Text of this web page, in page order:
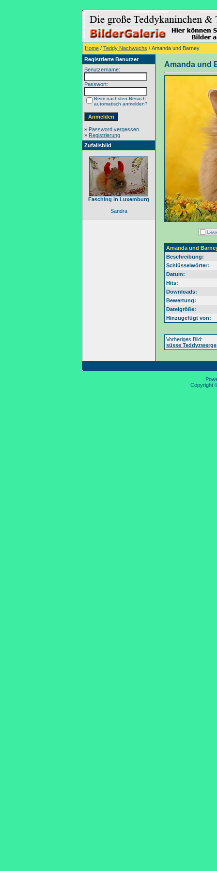
Home / Teddy Nachwuchs / Amanda und Barney
Registrierte Benutzer
Benutzername:
Passwort:
Beim nächsten Besuch
automatisch anmelden?
» Password vergessen
» Registrierung
Zufallsbild
Fasching in Luxemburg
Sandra
Amanda und
Amanda und
Beschreibung:
Schlüsselwörter:
Datum:
Hits:
Downloads:
Bewertung:
Dateigröße:
Hinzugefügt von:
Vorheriges Bild:
süsse Teddyzwerge
Copyright